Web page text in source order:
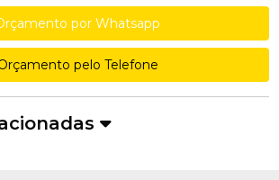
por Whatsapp
pelo Telefone